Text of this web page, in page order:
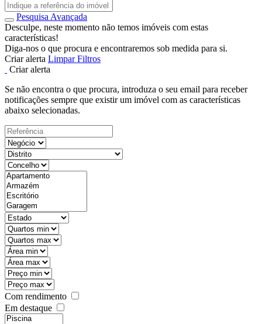
Pesquisa Avançada
Desculpe, neste momento não temos imóveis com estas
características!
Diga-nos o que procura e encontraremos sob medida para si.
Criar alerta Limpar Filtros
Criar alerta
Se não encontra o que procura, introduza o seu email para receber
notificações sempre que existir um imóvel com as características
abaixo selecionadas.
Com rendimento
Em destaque